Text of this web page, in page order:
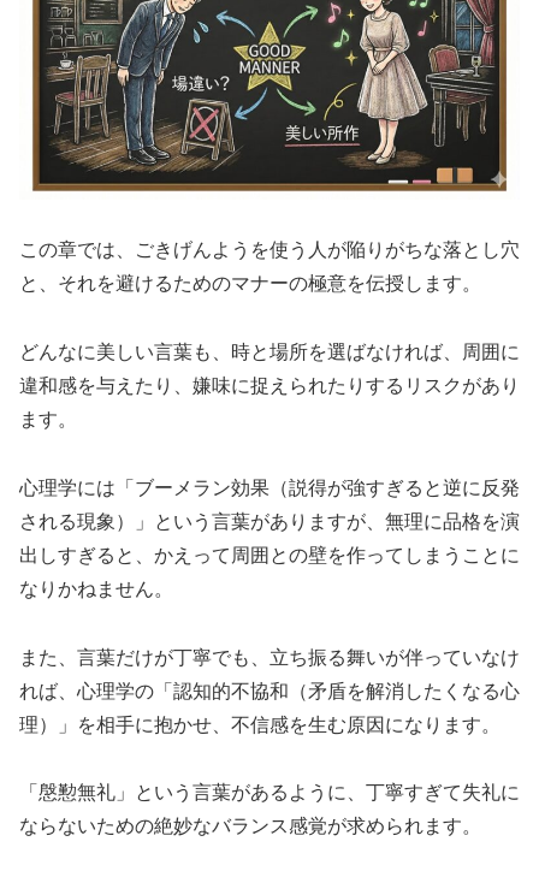
この章では、ごきげんようを使う人が陥りがちな落とし穴
と、それを避けるためのマナーの極意を伝授します。
どんなに美しい言葉も、時と場所を選ばなければ、周囲に
違和感を与えたり、嫌味に捉えられたりするリスクがあり
ます。
心理学には「ブーメラン効果（説得が強すぎると逆に反発
される現象）」という言葉がありますが、無理に品格を演
出しすぎると、かえって周囲との壁を作ってしまうことに
なりかねません。
また、言葉だけが丁寧でも、立ち振る舞いが伴っていなけ
れば、心理学の「認知的不協和（矛盾を解消したくなる心
理）」を相手に抱かせ、不信感を生む原因になります。
「慇懃無礼」という言葉があるように、丁寧すぎて失礼に
ならないための絶妙なバランス感覚が求められます。